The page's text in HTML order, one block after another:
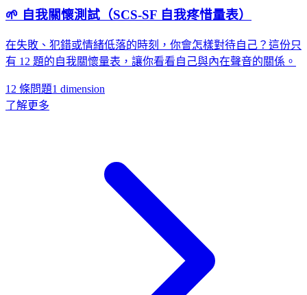
🌱 自我關懷測試（SCS-SF 自我疼惜量表）
在失敗、犯錯或情緒低落的時刻，你會怎樣對待自己？這份只
有 12 題的自我關懷量表，讓你看看自己與內在聲音的關係。
12 條問題1 dimension
了解更多